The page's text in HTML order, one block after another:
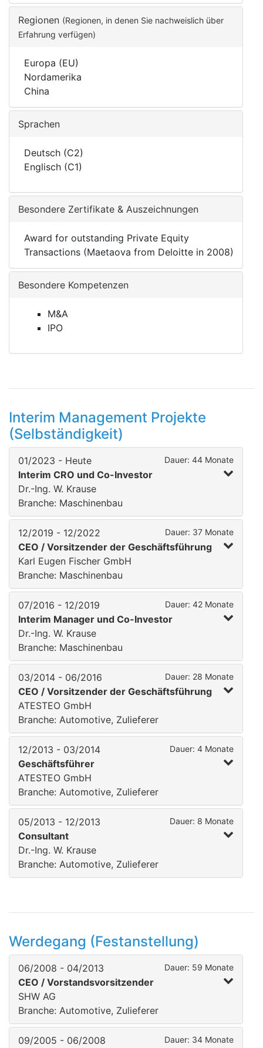
Regionen (Regionen, in denen Sie nachweislich über
Erfahrung verfügen)
Europa (EU)
Nordamerika
China
Sprachen
Deutsch (C2)
Englisch (C1)
Besondere Zertifikate & Auszeichnungen
Award for outstanding Private Equity
Transactions (Maetaova from Deloitte in 2008)
Besondere Kompetenzen
M&A
IPO
Interim Management Projekte
(Selbständigkeit)
01/2023 - Heute Dauer: 44 Monate
Interim CRO und Co-Investor
Dr.-Ing. W. Krause
Branche: Maschinenbau
12/2019 - 12/2022 Dauer: 37 Monate
CEO / Vorsitzender der Geschäftsführung
Karl Eugen Fischer GmbH
Branche: Maschinenbau
07/2016 - 12/2019 Dauer: 42 Monate
Interim Manager und Co-Investor
Dr.-Ing. W. Krause
Branche: Maschinenbau
03/2014 - 06/2016 Dauer: 28 Monate
CEO / Vorsitzender der Geschäftsführung
ATESTEO GmbH
Branche: Automotive, Zulieferer
12/2013 - 03/2014 Dauer: 4 Monate
Geschäftsführer
ATESTEO GmbH
Branche: Automotive, Zulieferer
05/2013 - 12/2013 Dauer: 8 Monate
Consultant
Dr.-Ing. W. Krause
Branche: Automotive, Zulieferer
Werdegang (Festanstellung)
06/2008 - 04/2013 Dauer: 59 Monate
CEO / Vorstandsvorsitzender
SHW AG
Branche: Automotive, Zulieferer
09/2005 - 06/2008 Dauer: 34 Monate